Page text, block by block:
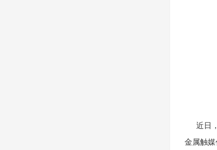
近日
金属触